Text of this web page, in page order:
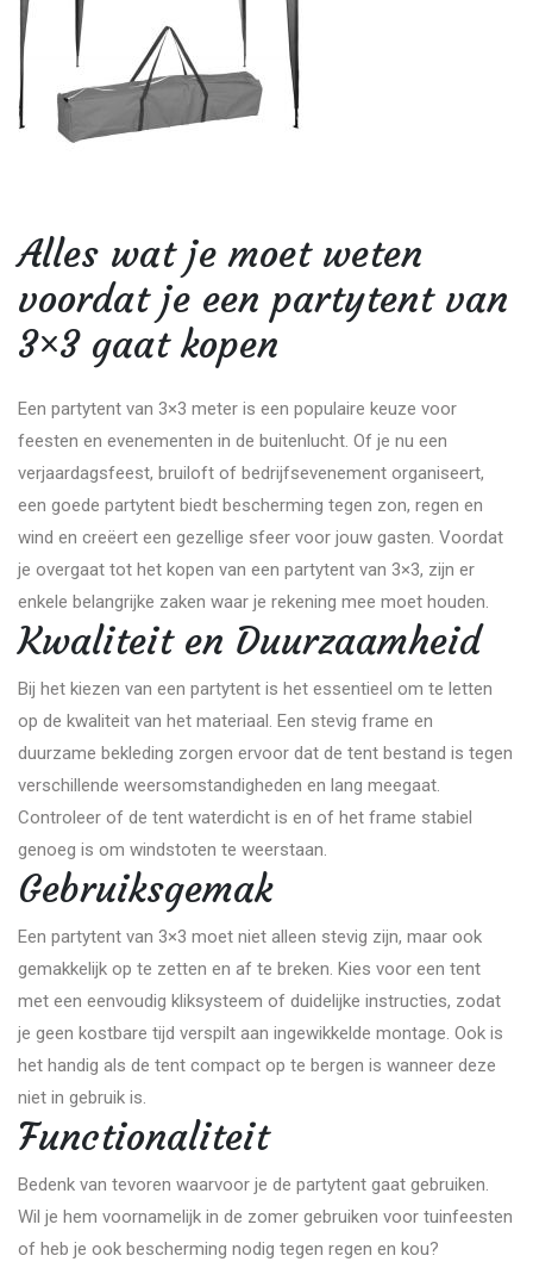
Alles wat je moet weten
voordat je een partytent van
3×3 gaat kopen
Een partytent van 3×3 meter is een populaire keuze voor
feesten en evenementen in de buitenlucht. Of je nu een
verjaardagsfeest, bruiloft of bedrijfsevenement organiseert,
een goede partytent biedt bescherming tegen zon, regen en
wind en creëert een gezellige sfeer voor jouw gasten. Voordat
je overgaat tot het kopen van een partytent van 3×3, zijn er
enkele belangrijke zaken waar je rekening mee moet houden.
Kwaliteit en Duurzaamheid
Bij het kiezen van een partytent is het essentieel om te letten
op de kwaliteit van het materiaal. Een stevig frame en
duurzame bekleding zorgen ervoor dat de tent bestand is tegen
verschillende weersomstandigheden en lang meegaat.
Controleer of de tent waterdicht is en of het frame stabiel
genoeg is om windstoten te weerstaan.
Gebruiksgemak
Een partytent van 3×3 moet niet alleen stevig zijn, maar ook
gemakkelijk op te zetten en af te breken. Kies voor een tent
met een eenvoudig kliksysteem of duidelijke instructies, zodat
je geen kostbare tijd verspilt aan ingewikkelde montage. Ook is
het handig als de tent compact op te bergen is wanneer deze
niet in gebruik is.
Functionaliteit
Bedenk van tevoren waarvoor je de partytent gaat gebruiken.
Wil je hem voornamelijk in de zomer gebruiken voor tuinfeesten
of heb je ook bescherming nodig tegen regen en kou?